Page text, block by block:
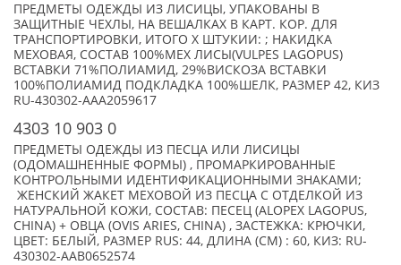
ПРЕДМЕТЫ ОДЕЖДЫ ИЗ ЛИСИЦЫ, УПАКОВАНЫ В
ЗАЩИТНЫЕ ЧЕХЛЫ, НА ВЕШАЛКАХ В КАРТ. КОР. ДЛЯ
ТРАНСПОРТИРОВКИ, ИТОГО X ШТУКИИ: ; НАКИДКА
МЕХОВАЯ, СОСТАВ 100%МЕХ ЛИСЫ(VULPES LAGOPUS)
ВСТАВКИ 71%ПОЛИАМИД, 29%ВИСКОЗА ВСТАВКИ
100%ПОЛИАМИД ПОДКЛАДКА 100%ШЕЛК, РАЗМЕР 42, КИЗ
RU-430302-AAA2059617
4303 10 903 0
ПРЕДМЕТЫ ОДЕЖДЫ ИЗ ПЕСЦА ИЛИ ЛИСИЦЫ
(ОДОМАШНЕННЫЕ ФОРМЫ) , ПРОМАРКИРОВАННЫЕ
КОНТРОЛЬНЫМИ ИДЕНТИФИКАЦИОННЫМИ ЗНАКАМИ;
ЖЕНСКИЙ ЖАКЕТ МЕХОВОЙ ИЗ ПЕСЦА С ОТДЕЛКОЙ ИЗ
НАТУРАЛЬНОЙ КОЖИ, СОСТАВ: ПЕСЕЦ (ALOPEX LAGOPUS,
CHINA) + ОВЦА (OVIS ARIES, CHINA) , ЗАСТЕЖКА: КРЮЧКИ,
ЦВЕТ: БЕЛЫЙ, РАЗМЕР RUS: 44, ДЛИНА (СМ) : 60, КИЗ: RU-
430302-AAB0652574